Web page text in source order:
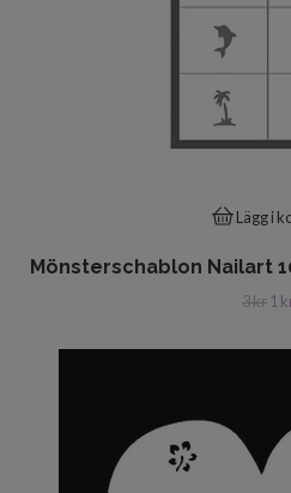
Lägg i
Mönsterschablon Nailart
3 kr 1